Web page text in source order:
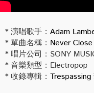
* 演唱歌手： Adam
* 單曲名稱： Never
* 唱片公司：SONY
* 音樂類型：Electropop
* 收錄專輯： Trespassing